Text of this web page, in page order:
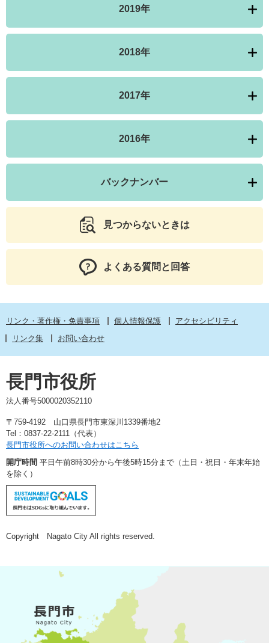
2019年
2018年
2017年
2016年
バックナンバー
見つからないときは
よくある質問と回答
リンク・著作権・免責事項 個人情報保護
アクセシビリティ
リンク集
お問い合わせ
長門市役所
法人番号5000020352110
〒759-4192 山口県長門市東深川1339番地2
Tel：0837-22-2111（代表）
長門市役所へのお問い合わせはこちら
開庁時間 平日午前8時30分から午後5時15分まで（土日・祝日・年末年始
を除く）
Copyright Nagato City All rights reserved.